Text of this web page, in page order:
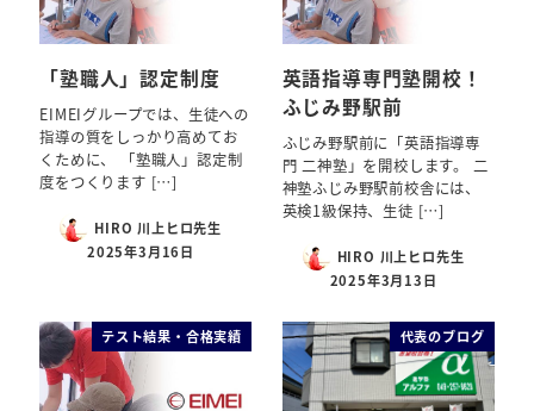
「塾職人」認定制度
EIMEIグループでは、生徒への
指導の質をしっかり高めてお
くために、 「塾職人」認定制
度をつくります […]
HIRO 川上ヒロ先生
2025年3月16日
英語指導専門塾開校！
ふじみ野駅前
ふじみ野駅前に「英語指導専
門 二神塾」を開校します。 二
神塾ふじみ野駅前校舎には、
英検1級保持、生徒 […]
HIRO 川上ヒロ先生
2025年3月13日
テスト結果・合格実績 代表のブログ